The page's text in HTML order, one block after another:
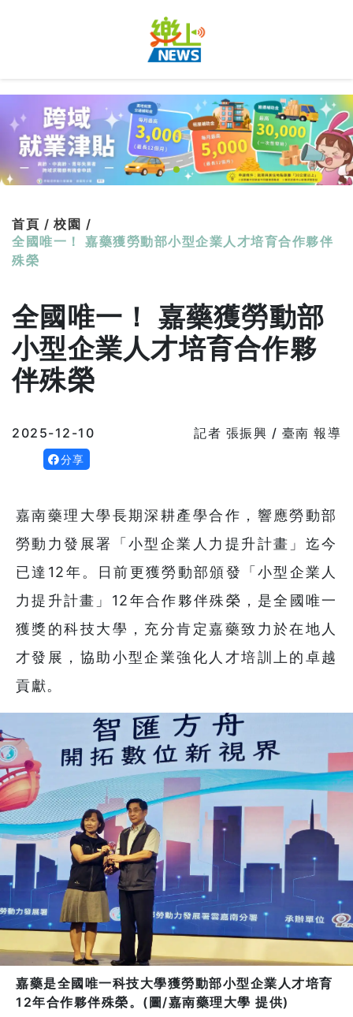
首頁 / 校園 /
全國唯一！ 嘉藥獲勞動部小型企業人才培育合作夥伴
殊榮
全國唯一！ 嘉藥獲勞動部
小型企業人才培育合作夥
伴殊榮
2025-12-10 記者 張振興 / 臺南 報導
分享
嘉南藥理大學長期深耕產學合作，響應勞動部
勞動力發展署「小型企業人力提升計畫」迄今
已達12年。日前更獲勞動部頒發「小型企業人
力提升計畫」12年合作夥伴殊榮，是全國唯一
獲獎的科技大學，充分肯定嘉藥致力於在地人
才發展，協助小型企業強化人才培訓上的卓越
貢獻。
嘉藥是全國唯一科技大學獲勞動部小型企業人才培育
12年合作夥伴殊榮。(圖/嘉南藥理大學 提供)